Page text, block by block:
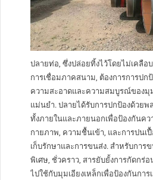
ปลายท่อ, ซึ่งปล่อยทิ้งไว้โดยไม่เคลือ
การเชื่อมภาคสนาม, ต้องการการปก
ความสะอาดและความสมบูรณ์ของมุ
แม่นยำ. ปลายได้รับการปกป้องด้วย
ทั้งภายในและภายนอกเพื่อป้องกันคว
กายภาพ, ความชื้นเข้า, และการปนเ
เก็บรักษาและการขนส่ง. สำหรับการ
พิเศษ, ชั่วคราว, สารยับยั้งการกัดกร่
ไปใช้กับมุมเอียงเหล็กเพื่อป้องกันกา